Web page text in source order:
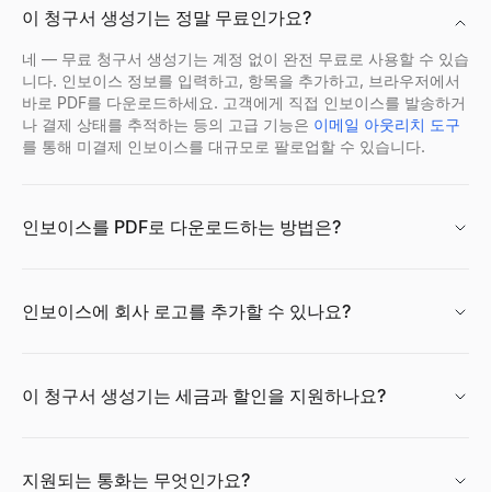
무료 콜드콜 도구
B2B 판매에 대한 맞춤형 콜드콜 스크립트를 생성합니다. 무료이
살펴보기→
이 청구서 생성기는 정말 무료인가요?
네 — 무료 청구서 생성기는 계정 없이 완전 무료로 사용할 수 있습
니다. 인보이스 정보를 입력하고, 항목을 추가하고, 브라우저에서
바로 PDF를 다운로드하세요. 고객에게 직접 인보이스를 발송하거
나 결제 상태를 추적하는 등의 고급 기능은 이메일 아웃리치 도구
를 통해 미결제 인보이스를 대규모로 팔로업할 수 있습니다.
인보이스를 PDF로 다운로드하는 방법은?
인보이스에 회사 로고를 추가할 수 있나요?
이 청구서 생성기는 세금과 할인을 지원하나요?
지원되는 통화는 무엇인가요?